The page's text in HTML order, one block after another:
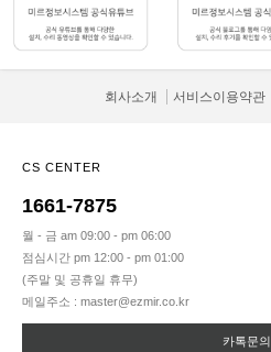
회사소개 서비스이용약관
CS CENTER
1661-7875
월 - 금 am 09:00 - pm 06:00
점심시간 pm 12:00 - pm 01:00
(주말 및 공휴일 휴무)
메일주소 : master@ezmir.co.kr
카톡문의